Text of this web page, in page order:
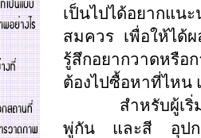
เป็นไปได้อยากแ
สมควร เพื่อให้ได้
รู้สึกอยากวาดหรื
ต้องไปซื้อหาที่ไหน
สำหรับผู้เริ่ม อุ
พู่กัน และสี อุปกร